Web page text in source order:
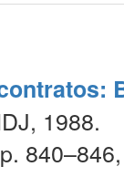
1988.